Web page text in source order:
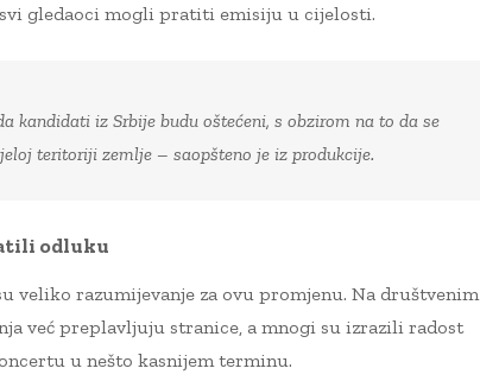
gledaoci mogli pratiti emisiju u cijelosti.
kandidati iz Srbije budu oštećeni, s obzirom na to da se
teritoriji zemlje – saopšteno je iz produkcije.
odluku
veliko razumijevanje za ovu promjenu. Na društvenim
već preplavljuju stranice, a mnogi su izrazili radost
u nešto kasnijem terminu.